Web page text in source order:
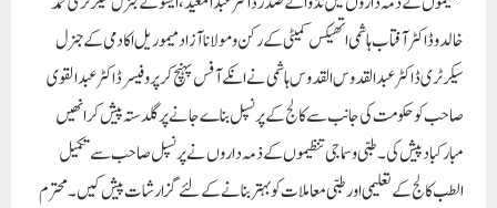
خالد و ڈاکٹر آفتاب ہاشمی اتھیکس کمیٹی کے رکن و مولانا آزاد میموریل اکادمی کے جنرل
سیکرٹری ڈاکٹر عبدالقدوس القدوس ہاشمی نے انکے آفس پہنچ کر پروفیسر ڈاکٹر عبد القوی
صاحب کو حکومت کی جانب سے کالج کے پرنسپل بناے جانے پر گلدستہ پیش کر انھیں
مبارکباد پیش کی۔ طبی و سماجی تنظیموں کے ذمہ داروں نے پرنسپل صاحب سے تکمیل
الطب کالج کے تعلیمی اور طبی معاملات کو بہتر بنانے کے لئے گزارشات پیش کیں ۔ محترم